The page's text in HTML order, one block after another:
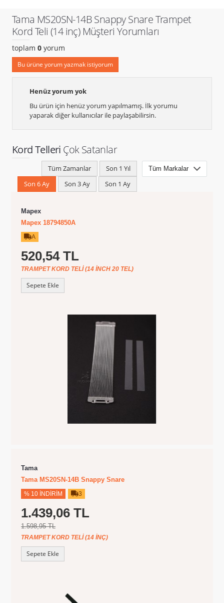
Tama MS20SN-14B Snappy Snare Trampet
Kord Teli (14 inç) Müşteri Yorumları
toplam 0 yorum
Bu ürüne yorum yazmak istiyorum
Henüz yorum yok
Bu ürün için henüz yorum yapılmamış. İlk yorumu
yaparak diğer kullanıcılar ile paylaşabilirsin.
Kord Telleri Çok Satanlar
Tüm Zamanlar
Son 1 Yıl
Son 6 Ay
Son 3 Ay Son 1 Ay
Mapex
Mapex 18794850A
A
520,54 TL
TRAMPET KORD TELI (14 INCH 20 TEL)
Sepete Ekle
Tama
Tama MS20SN-14B Snappy Snare
% 10 İNDIRIM 3
1.439,06 TL
1.598,95 TL
TRAMPET KORD TELI (14 INÇ)
Sepete Ekle